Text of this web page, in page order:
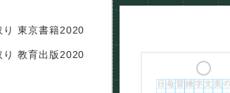
東京書籍2020
教育出版2020